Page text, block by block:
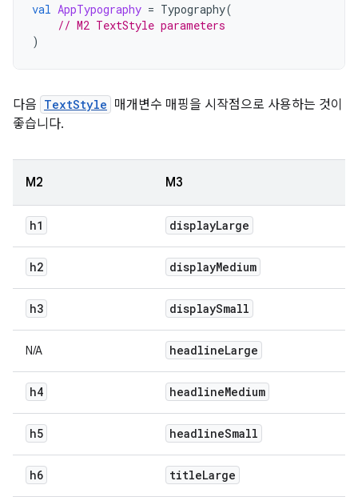
val AppTypography = Typography(
// M2 TextStyle parameters
)
다음 TextStyle 매개변수 매핑을 시작점으로 사용하는 것이
좋습니다.
M2 M3
h1 displayLarge
h2 displayMedium
h3 displaySmall
N/A headlineLarge
h4 headlineMedium
h5 headlineSmall
h6 titleLarge